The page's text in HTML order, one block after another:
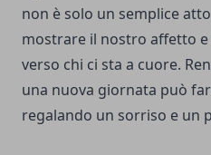
non è solo un semplice
mostrare il nostro affetto
verso chi ci sta a cuore.
una nuova giornata può
regalando un sorriso e un